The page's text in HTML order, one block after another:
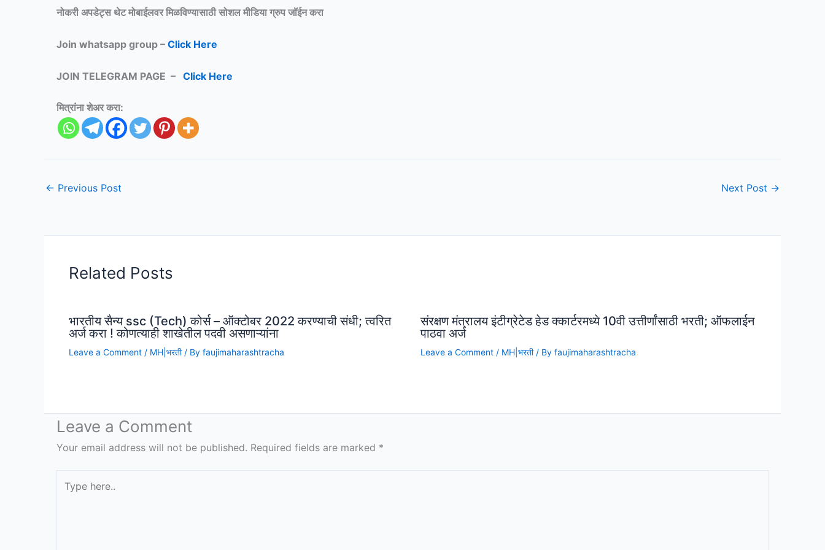
नोकरी अपडेट्स थेट मोबाईलवर मिळविण्यासाठीसोशल मीडिया ग्रुप जॉईन करा
Join whatsapp group – Click Here
JOIN TELEGRAM PAGE – Click Here
मित्रांना शेअर करा:
← Previous Post Next Post →
Related Posts
भारतीय सैन्य ssc (Tech) कोर्स – ऑक्टोबर 2022 करण्याची संधी; त्वरित
अर्ज करा ! कोणत्याही शाखेतील पदवी असणाऱ्यांना
Leave a Comment / MH|भरती/ By faujimaharashtracha
संरक्षण मंत्रालय इंटीग्रेटेड हेड क्कार्टरमध्ये 10वी उत्तीर्णांसाठी भरती; ऑफलाईन
पाठवा अर्ज
Leave a Comment / MH|भरती/ By faujimaharashtracha
Leave a Comment
Your email address will not be published. Required fields are marked *
here..